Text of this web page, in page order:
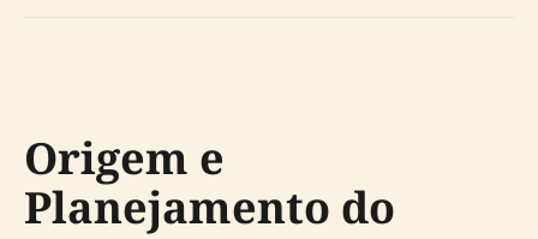
Origem e
Planejamento do